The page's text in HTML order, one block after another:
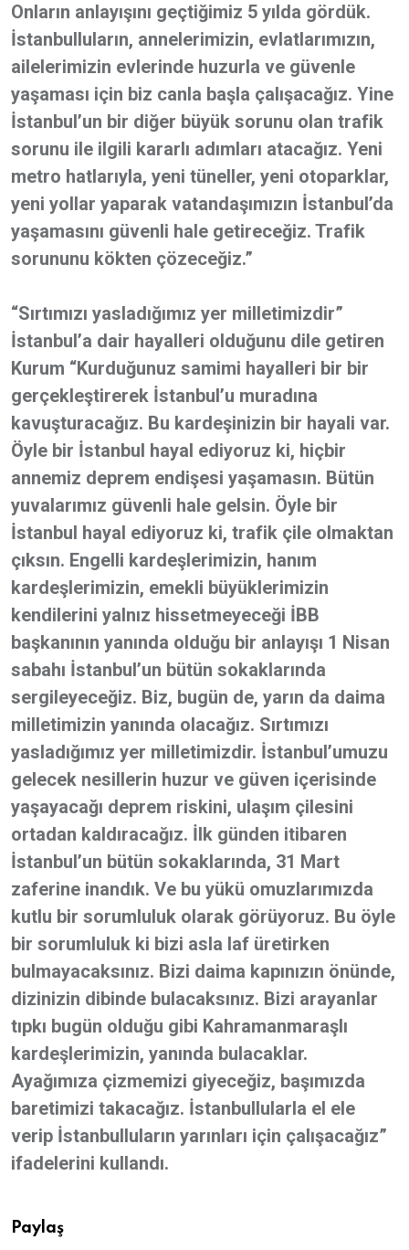
Onların anlayışını geçtiğimiz 5 yılda gördük.
İstanbulluların, annelerimizin, evlatlarımızın,
ailelerimizin evlerinde huzurla ve güvenle
yaşaması için biz canla başla çalışacağız. Yine
İstanbul’un bir diğer büyük sorunu olan trafik
sorunu ile ilgili kararlı adımları atacağız. Yeni
metro hatlarıyla, yeni tüneller, yeni otoparklar,
yeni yollar yaparak vatandaşımızın İstanbul’da
yaşamasını güvenli hale getireceğiz. Trafik
sorununu kökten çözeceğiz.”
“Sırtımızı yasladığımız yer milletimizdir”
İstanbul’a dair hayalleri olduğunu dile getiren
Kurum “Kurduğunuz samimi hayalleri bir bir
gerçekleştirerek İstanbul’u muradına
kavuşturacağız. Bu kardeşinizin bir hayali var.
Öyle bir İstanbul hayal ediyoruz ki, hiçbir
annemiz deprem endişesi yaşamasın. Bütün
yuvalarımız güvenli hale gelsin. Öyle bir
İstanbul hayal ediyoruz ki, trafik çile olmaktan
çıksın. Engelli kardeşlerimizin, hanım
kardeşlerimizin, emekli büyüklerimizin
kendilerini yalnız hissetmeyeceği İBB
başkanının yanında olduğu bir anlayışı 1 Nisan
sabahı İstanbul’un bütün sokaklarında
sergileyeceğiz. Biz, bugün de, yarın da daima
milletimizin yanında olacağız. Sırtımızı
yasladığımız yer milletimizdir. İstanbul’umuzu
gelecek nesillerin huzur ve güven içerisinde
yaşayacağı deprem riskini, ulaşım çilesini
ortadan kaldıracağız. İlk günden itibaren
İstanbul’un bütün sokaklarında, 31 Mart
zaferine inandık. Ve bu yükü omuzlarımızda
kutlu bir sorumluluk olarak görüyoruz. Bu öyle
bir sorumluluk ki bizi asla laf üretirken
bulmayacaksınız. Bizi daima kapınızın önünde,
dizinizin dibinde bulacaksınız. Bizi arayanlar
tıpkı bugün olduğu gibi Kahramanmaraşlı
kardeşlerimizin, yanında bulacaklar.
Ayağımıza çizmemizi giyeceğiz, başımızda
baretimizi takacağız. İstanbullularla el ele
verip İstanbulluların yarınları için çalışacağız”
ifadelerini kullandı.
Paylaş